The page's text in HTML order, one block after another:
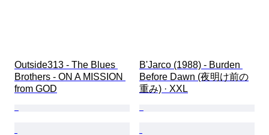
Outside313 - The Blues
Brothers - ON A MISSION
from GOD
B'Jarco (1988) - Burden
Before Dawn (夜明け前の
重み) · XXL